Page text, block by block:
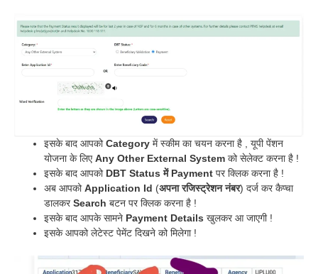
इसके बाद आपकोCategory में स्कीम का चयन करना है , यूपी पेंशन
योजना के लिएAny Other External System को सेलेक्ट करना है !
इसके बाद आपको DBT Status में Payment पर क्लिक करना है !
अब आपकोApplication Id (अपना रजिस्ट्रेशन नंबर) दर्ज कर कैप्चा
डालकरSearch बटन पर क्लिक करना है !
इसके बाद आपके सामने Payment Details खुलकर आ जाएगी !
इसके आपको लेटेस्ट पेमेंट दिखने को मिलेगा !